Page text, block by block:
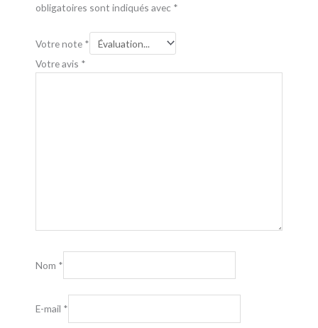
obligatoires sont indiqués avec *
Votre note *
Votre avis *
Nom *
E-mail *